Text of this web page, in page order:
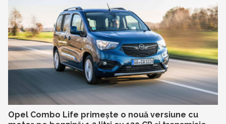
Opel Combo Life primește o nouă versiune cu